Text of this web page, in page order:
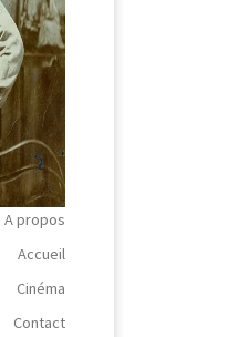
A propos
Accueil
Cinéma
Contact